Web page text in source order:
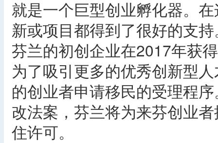
就是一个巨型创业孵化器。
新或项目都得到了很好的支
芬兰的初创企业在2017年获
为了吸引更多的优秀创新型
的创业者申请移民的受理程
改法案，芬兰将为来芬创业
住许可。